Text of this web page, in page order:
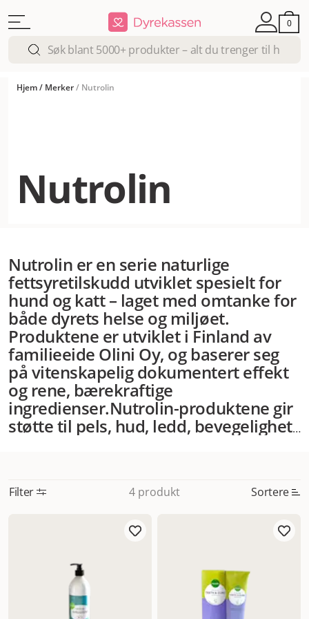
0
Hjem/ Merker/ Nutrolin
Nutrolin
Nutrolin er en serie naturlige
fettsyretilskudd utviklet spesielt for
hund og katt – laget med omtanke for
både dyrets helse og miljøet.
Produktene er utviklet i Finland av
familieeide Olini Oy, og baserer seg
på vitenskapelig dokumentert effekt
og rene, bærekraftige
ingredienser.Nutrolin-produktene gir
støtte til pels, hud, ledd, bevegelighet
kan man kombinere to ulike Nutrolin-
dagen. Oljen smaker godt, og de
matskålen uten å blunke.Fiskoljen
som brukes er utvunnet fra
bærekraftig fangst, og prosessert slik
Filter 4 produkt Sortere
Høyest pris
Lavest pris